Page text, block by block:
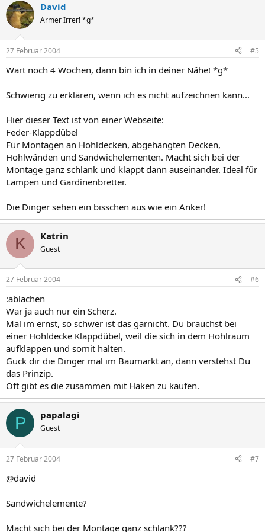
David
Armer Irrer! *g*
27 Februar 2004 #5
Wart noch 4 Wochen, dann bin ich in deiner Nähe! *g*
Schwierig zu erklären, wenn ich es nicht aufzeichnen kann...
Hier dieser Text ist von einer Webseite:
Feder-Klappdübel
Für Montagen an Hohldecken, abgehängten Decken,
Hohlwänden und Sandwichelementen. Macht sich bei der
Montage ganz schlank und klappt dann auseinander. Ideal für
Lampen und Gardinenbretter.
Die Dinger sehen ein bisschen aus wie ein Anker!
K Katrin
Guest
27 Februar 2004 #6
:ablachen
War ja auch nur ein Scherz.
Mal im ernst, so schwer ist das garnicht. Du brauchst bei
einer Hohldecke Klappdübel, weil die sich in dem Hohlraum
aufklappen und somit halten.
Guck dir die Dinger mal im Baumarkt an, dann verstehst Du
das Prinzip.
Oft gibt es die zusammen mit Haken zu kaufen.
P papalagi
Guest
27 Februar 2004 #7
@david
Sandwichelemente?
Macht sich bei der Montage ganz schlank???